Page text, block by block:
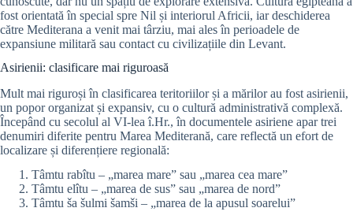
fost orientată în special spre Nil și interiorul Africii, iar deschiderea
către Mediterana a venit mai târziu, mai ales în perioadele de
expansiune militară sau contact cu civilizațiile din Levant.
Asirienii: clasificare mai riguroasă
Mult mai riguroși în clasificarea teritoriilor și a mărilor au fost asirienii,
un popor organizat și expansiv, cu o cultură administrativă complexă.
Începând cu secolul al VI-lea î.Hr., în documentele asiriene apar trei
denumiri diferite pentru Marea Mediterană, care reflectă un efort de
localizare și diferențiere regională:
Tâmtu rabîtu – „marea mare” sau „marea cea mare”
Tâmtu elîtu – „marea de sus” sau „marea de nord”
Tâmtu ša šulmi šamši – „marea de la apusul soarelui”